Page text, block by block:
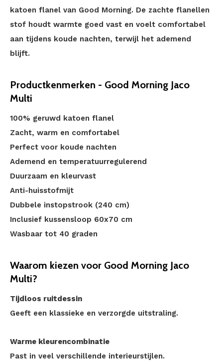
katoen flanel van Good Morning. De zachte flanellen
stof houdt warmte goed vast en voelt comfortabel
aan tijdens koude nachten, terwijl het ademend
blijft.
Productkenmerken - Good Morning Jaco
Multi
100% geruwd katoen flanel
Zacht, warm en comfortabel
Perfect voor koude nachten
Ademend en temperatuurregulerend
Duurzaam en kleurvast
Anti-huisstofmijt
Dubbele instopstrook (240 cm)
Inclusief kussensloop 60x70 cm
Wasbaar tot 40 graden
Waarom kiezen voor Good Morning Jaco
Multi?
Tijdloos ruitdessin
Geeft een klassieke en verzorgde uitstraling.
Warme kleurencombinatie
Past in veel verschillende interieurstijlen.